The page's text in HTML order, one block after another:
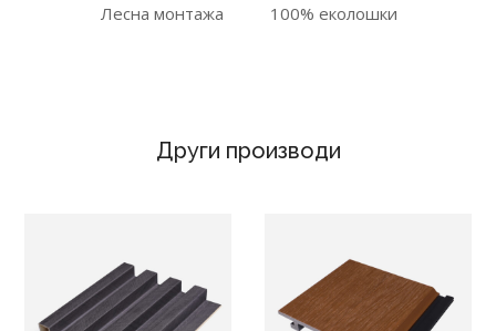
Лесна монтажа 100% еколошки
Други производи